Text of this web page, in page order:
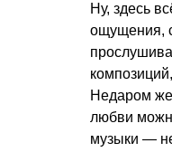
Ну, здесь
ощущения,
Недаром
любви
музыки —